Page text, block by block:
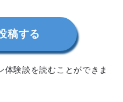
稿する
体験談を読むことができま